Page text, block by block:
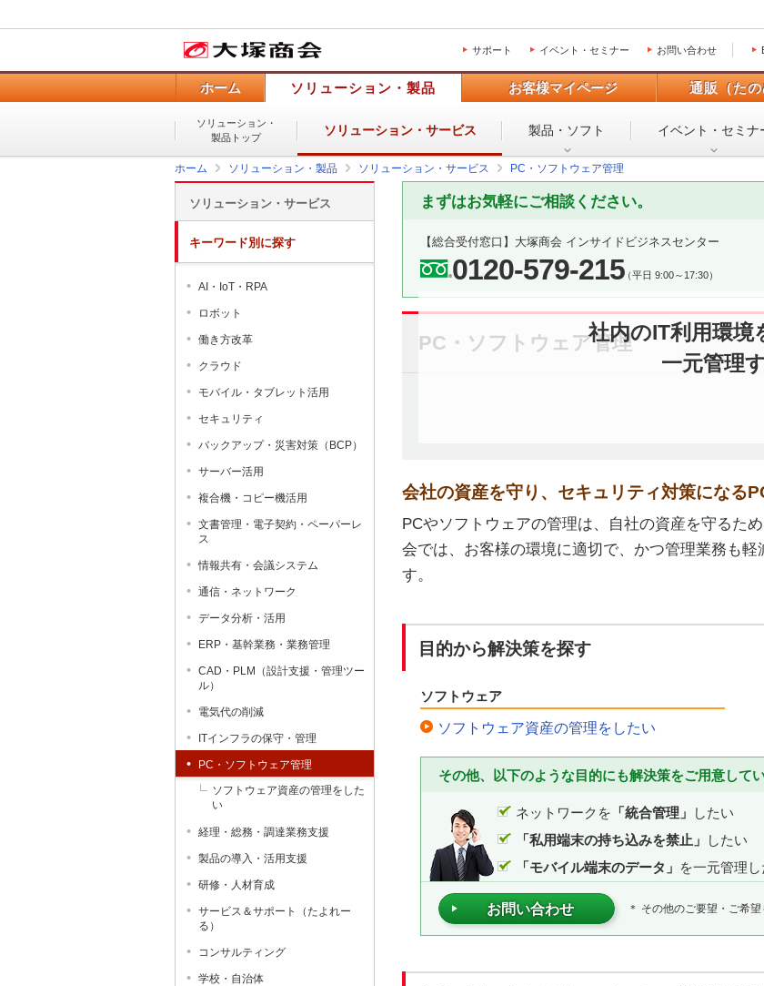
サポート イベント・セミナー お問い合わせ
ホーム ソリューション・製品 お客様マイページ 通販（たの
ソリューション・
製品トップ
ソリューション・ サービス 製品・ソフト イベント・ セミナ
ホーム ソリューション・製品 ソリューション・サービス PC・ソフトウェア管理
まずはお気軽にご相談ください。
【総合受付窓口】 大塚商会 インサイドビジネスセンター
0120-579-215（平日 9:00～17:30）
PC・ソフトウェア管理社内のIT利用環境
一元管理
会社の資産を守り、セキュリティ対策になる
PCやソフトウェアの管理は、自社の資産を守るた
会では、お客様の環境に適切で、かつ管理業務も
す。
目的から解決策を探す
ソフトウェア
ソフトウェア資産の管理をしたい
その他、以下のような目的にも解決策をご用意して
ネットワークを 「統合管理」 したい
「私用端末の持ち込みを禁止」
したい
「モバイル端末のデータ」 を一元管理し
お問い合わせ ＊ その他のご要望・ご希
ソリューション・サービス
キーワード別に探す
AI・IoT・RPA
ロボット
働き方改革
クラウド
モバイル・タブレット活用
セキュリティ
バックアップ・災害対策（BCP）
サーバー活用
複合機・コピー機活用
文書管理・電子契約・ペーパーレ
ス
情報共有・会議システム
通信・ネットワーク
データ分析・活用
ERP・基幹業務・業務管理
CAD・PLM（設計支援・管理ツー
ル）
電気代の削減
ITインフラの保守・管理
PC・ソフトウェア管理
ソフトウェア資産の管理をした
い
経理・総務・調達業務支援
製品の導入・活用支援
研修・人材育成
サービス＆サポート（たよれー
る）
コンサルティング
学校・自治体